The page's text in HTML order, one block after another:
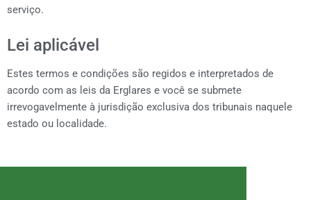
serviço.
Lei aplicável
Estes termos e condições são regidos e interpretados de
acordo com as leis da Erglares e você se submete
irrevogavelmente à jurisdição exclusiva dos tribunais naquele
estado ou localidade.